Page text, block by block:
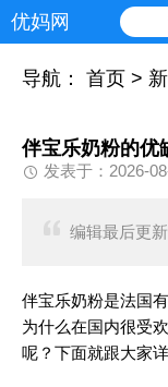
优妈网
导航： 首页 >
伴宝乐奶粉的优
发表于：2026-
编辑最后更
伴宝乐奶粉是法国
为什么在国内很受
呢？下面就跟大家